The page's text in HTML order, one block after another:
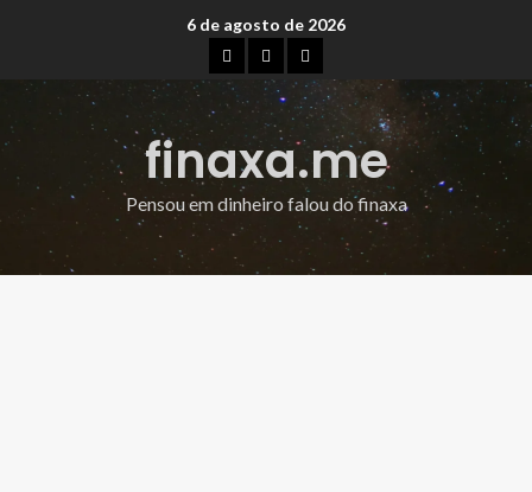
6 de agosto de 2026
finaxa.me
Pensou em dinheiro falou do finaxa